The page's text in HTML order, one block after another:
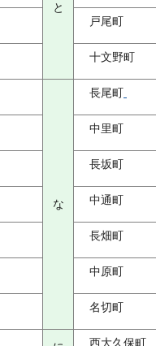
と
戸尾町
十文野町
な
長尾町
中里町
長坂町
中通町
長畑町
中原町
名切町
西大久保町